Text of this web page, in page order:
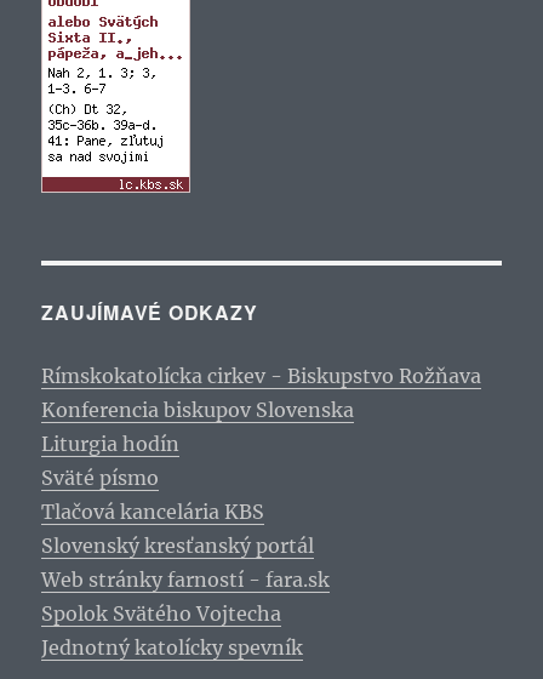
ZAUJÍMAVÉ ODKAZY
Rímskokatolícka cirkev - Biskupstvo Rožňava
Konferencia biskupov Slovenska
Liturgia hodín
Sväté písmo
Tlačová kancelária KBS
Slovenský kresťanský portál
Web stránky farností - fara.sk
Spolok Svätého Vojtecha
Jednotný katolícky spevník